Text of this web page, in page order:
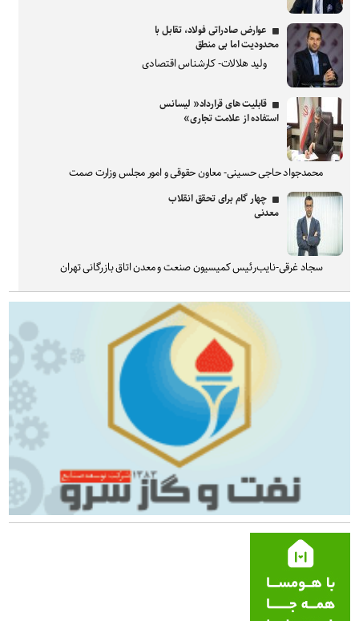
عوارض صادراتی فولاد، تقابل با
محدودیت اما بی منطق
ولید هلالات- کارشناس اقتصادی
قابلیت های قرارداد« لیسانس
استفاده از علامت تجاری»
محمدجواد حاجی حسینی- معاون حقوقی و امور مجلس وزارت صمت
چهار گام برای تحقق انقلاب
معدنی
سجاد غرقی-نایب‌رئیس کمیسیون صنعت و معدن اتاق بازرگانی تهران